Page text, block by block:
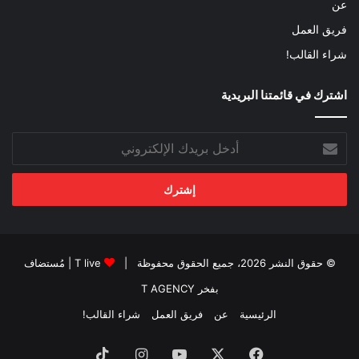
عن
فريق العمل
شراء القالب!
اشترك في قائمتنا البريدية
بريدك
الإلكتروني
© حقوق النشر 2026، جميع الحقوق محفوظة | T live | مُستضاف
بفخر T AGENCY
الرئيسية
عن فريق العمل شراء القالب!
فيسبوك ‫YouTubeانستقرام